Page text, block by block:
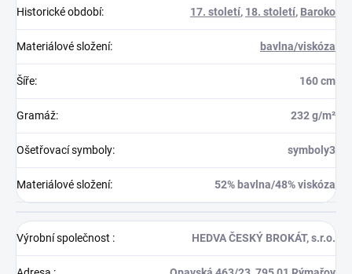
Historické období: 17. století, 18. století, Baroko
Materiálové složení: bavlna/viskóza
Šíře: 160 cm
Gramáž: 232 g/m²
Ošetřovací symboly: symboly3
Materiálové složení: 52% bavlna/48% viskóza
Výrobní společnost : HEDVA ČESKÝ BROKÁT, s.r.o.